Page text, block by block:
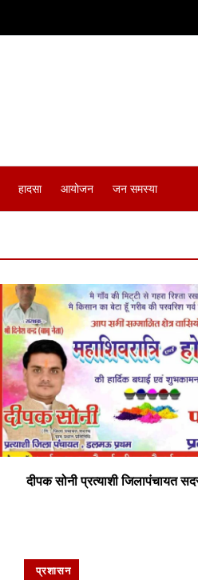
हादसा आयोजन जन समस्या
दीपक सोनी प्रत्याशी जिलापंचायत
प्रशासन